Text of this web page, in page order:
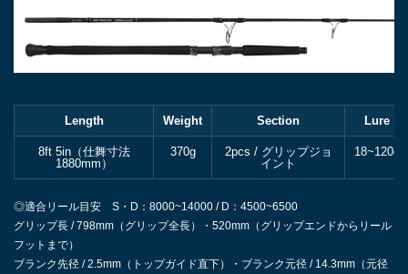
Length Weight Section Lure
8ft 5in（仕舞寸法
1880mm）
370g
2pcs / グリップジョ
イント
18~120g
◎適合リール目安 S・D：8000~14000 / D：4500~6500
グリップ長 / 798mm（グリップ全長）・520mm（グリップエンドからリール
フットまで）
ブランク先径 / 2.5mm（トップガイド直下）・ブランク元径 / 14.3mm（元径